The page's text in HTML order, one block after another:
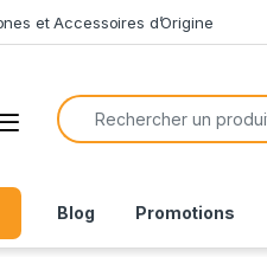
et Accessoires d’Origine
Search for:
Blog Promotions